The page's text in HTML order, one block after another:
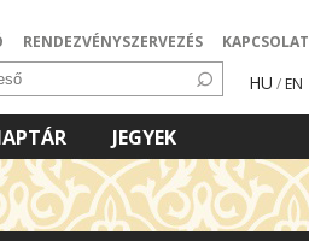
RENDEZVÉNYSZERVEZÉS KAPCSOLAT
HU / EN
JEGYEK